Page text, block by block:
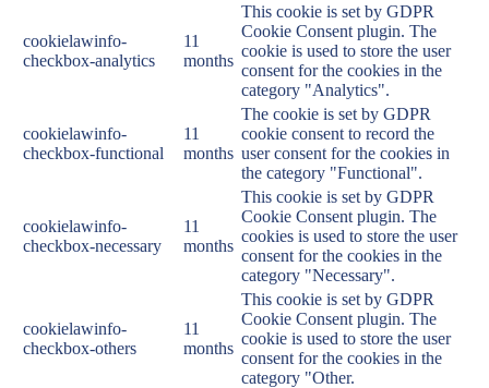
cookielawinfo-
checkbox-analytics
11
months
This cookie is set by GDPR
Cookie Consent plugin. The
cookie is used to store the user
consent for the cookies in the
category "Analytics".
cookielawinfo-
checkbox-functional
11
months
The cookie is set by GDPR
cookie consent to record the
user consent for the cookies in
the category "Functional".
cookielawinfo-
checkbox-necessary
11
months
This cookie is set by GDPR
Cookie Consent plugin. The
cookies is used to store the user
consent for the cookies in the
category "Necessary".
cookielawinfo-
checkbox-others
11
months
This cookie is set by GDPR
Cookie Consent plugin. The
cookie is used to store the user
consent for the cookies in the
category "Other.